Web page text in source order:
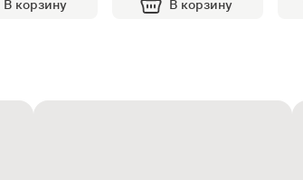
В корзину В корзину